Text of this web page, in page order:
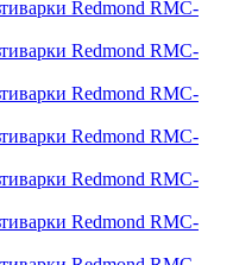
Redmond RMC-
Redmond RMC-
Redmond RMC-
Redmond RMC-
Redmond RMC-
Redmond RMC-